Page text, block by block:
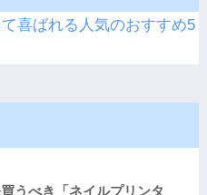
喜ばれる人気のおすすめ5
買うべき「ネイルプリンタ